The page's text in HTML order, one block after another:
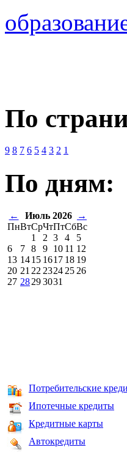
По
9 8 7 6 5 4 3 2 1
По дням:
← Июль 2026
→
ПнВтСрЧтПтСбВс
1
2 3 4
5
6
7 8 9 10 11 12
13 1415 1617 18 19
20 21 22 2324 25 26
27 28293031
Потребительские
Ипотечные кредиты
Кредитные карты
Автокредиты